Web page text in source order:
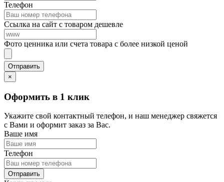
Телефон
Ссылка на сайт с товаром дешевле
Фото ценника или счета товара с более низкой ценой
×
Оформить в 1 клик
Укажите свой контактный телефон, и наш менеджер свяжется
с Вами и оформит заказ за Вас.
Ваше имя
Телефон